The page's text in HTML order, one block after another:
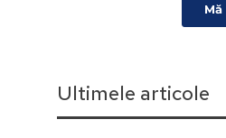
Ultimele articole